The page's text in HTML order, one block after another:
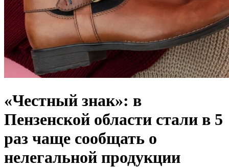
«Честный знак»: в
Пензенской области стали в 5
раз чаще сообщать о
нелегальной продукции